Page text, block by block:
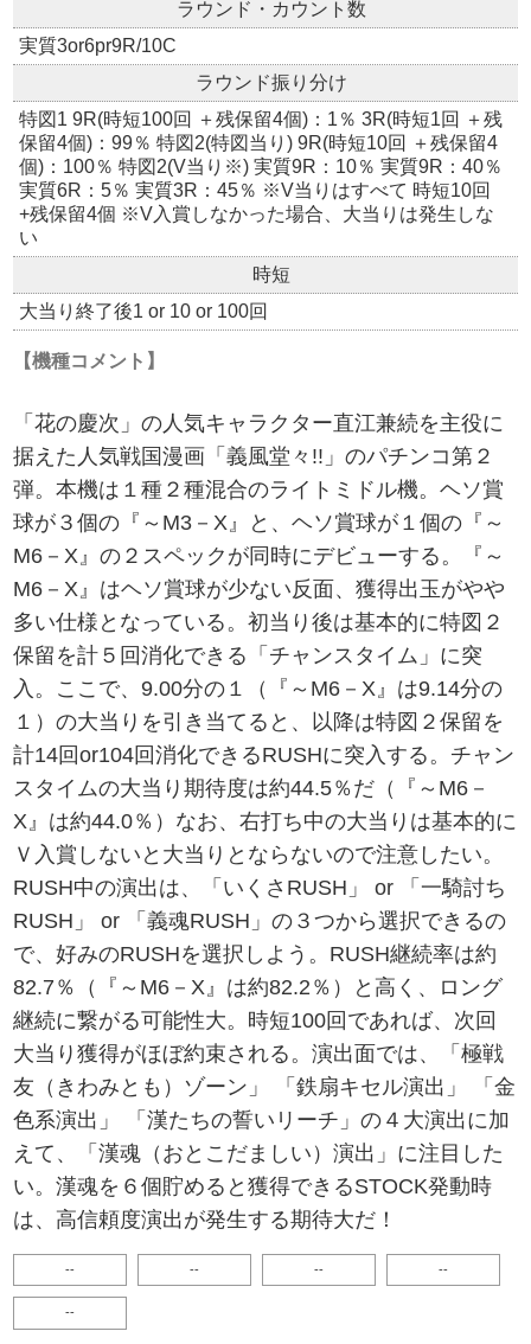
ラウンド・カウント数
実質3or6pr9R/10C
ラウンド振り分け
特図1 9R(時短100回 ＋残保留4個)：1％ 3R(時短1回 ＋残
保留4個)：99％ 特図2(特図当り) 9R(時短10回 ＋残保留4
個)：100％ 特図2(V当り※) 実質9R：10％ 実質9R：40％
実質6R：5％ 実質3R：45％ ※V当りはすべて 時短10回
+残保留4個 ※V入賞しなかった場合、大当りは発生しな
い
時短
大当り終了後1 or 10 or 100回
【機種コメント】
「花の慶次」の人気キャラクター直江兼続を主役に
据えた人気戦国漫画「義風堂々!!」のパチンコ第２
弾。本機は１種２種混合のライトミドル機。ヘソ賞
球が３個の『～M3－X』と、ヘソ賞球が１個の『～
M6－X』の２スペックが同時にデビューする。『～
M6－X』はヘソ賞球が少ない反面、獲得出玉がやや
多い仕様となっている。初当り後は基本的に特図２
保留を計５回消化できる「チャンスタイム」に突
入。ここで、9.00分の１（『～M6－X』は9.14分の
１）の大当りを引き当てると、以降は特図２保留を
計14回or104回消化できるRUSHに突入する。チャン
スタイムの大当り期待度は約44.5％だ（『～M6－
X』は約44.0％）なお、右打ち中の大当りは基本的に
Ｖ入賞しないと大当りとならないので注意したい。
RUSH中の演出は、「いくさRUSH」 or 「一騎討ち
RUSH」 or 「義魂RUSH」の３つから選択できるの
で、好みのRUSHを選択しよう。RUSH継続率は約
82.7％（『～M6－X』は約82.2％）と高く、ロング
継続に繋がる可能性大。時短100回であれば、次回
大当り獲得がほぼ約束される。演出面では、「極戦
友（きわみとも）ゾーン」 「鉄扇キセル演出」 「金
色系演出」 「漢たちの誓いリーチ」の４大演出に加
えて、「漢魂（おとこだましい）演出」に注目した
い。漢魂を６個貯めると獲得できるSTOCK発動時
は、高信頼度演出が発生する期待大だ！
-- -- -- --
--